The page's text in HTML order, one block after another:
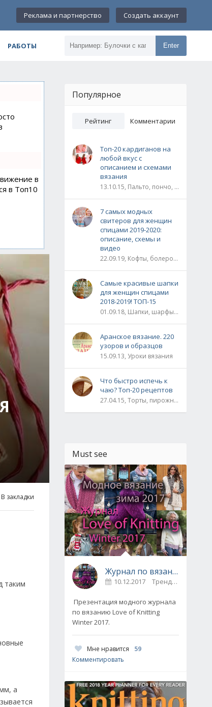
Реклама и партнерство Создать аккаунт
РАБОТЫ Enter
в
в Топ10
В закладки
таким
а
Популярное
Рейтинг Комментарии
Топ-20 кардиганов на
любой вкус с
описанием и схемами
вязания
13.10.15, Пальто, пончо, кардиганы
7 самых модных
свитеров для женщин
спицами 2019-2020:
описание, схемы и
видео
22.09.19, Кофты, болеро, жакеты, жилеты, пуловеры и свитера
Самые красивые шапки
для женщин спицами
2018-2019! ТОП-15
01.09.18, Шапки, шарфы, шали, снуды и палантины
Аранское вязание. 220
узоров и образцов
15.09.13, Уроки вязания
Что быстро испечь к
чаю? Топ-20 рецептов
27.04.15, Торты, пирожные, рулеты / Булки, пироги / Печенье, кексы, маффины / На скорую руку
Must see
Журнал по вязанию Love of Knitting выпуск Зима 2017
10.12.2017 Тренды / Вдохновение
Презентация модного журнала
по вязанию Love of Knitting
Winter 2017.
Мне нравится
59
Комментировать